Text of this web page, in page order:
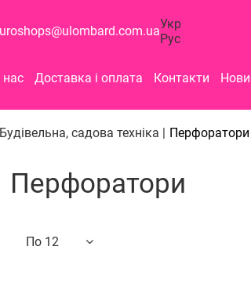
Укр
Рус
Доставка і оплата Контакти
Будівельна, садова техніка | Перфоратори
Перфоратори
По 12